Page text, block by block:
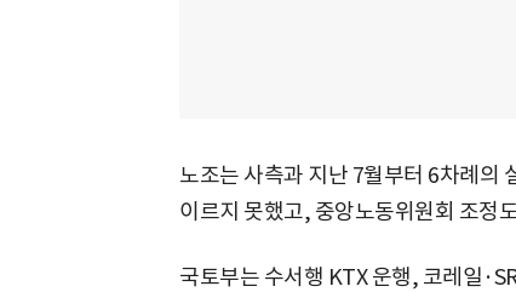
노조는 사측과 지난 7월부터 6차례의
이르지 못했고, 중앙노동위원회 조정
국토부는 수서행 KTX 운행, 코레일